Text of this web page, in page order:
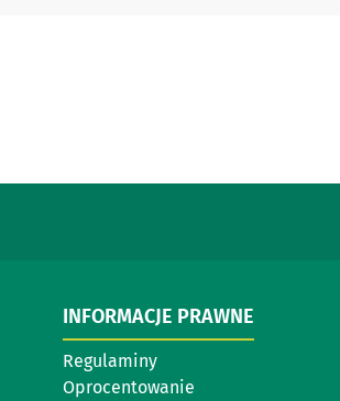
INFORMACJE PRAWNE
Regulaminy
Oprocentowanie